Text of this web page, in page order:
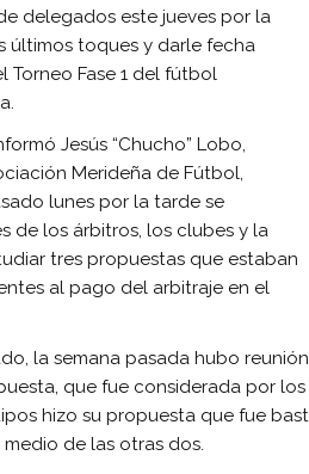
delegados este jueves por la
últimos toques y darle fecha
Torneo Fase 1 del fútbol
Jesús “Chucho” Lobo,
Merideña de Fútbol,
lunes por la tarde se
de los árbitros, los clubes y la
tres propuestas que estaban
al pago del arbitraje en el
la semana pasada hubo
que fue considerada por
hizo su propuesta que fue
de las otras dos.